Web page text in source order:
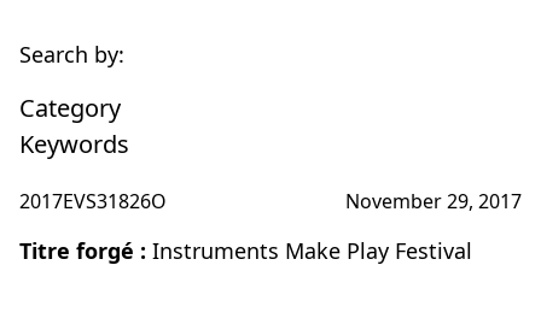
Search by:
Category
Keywords
2017EVS31826O November 29, 2017
Titre forgé : Instruments Make Play Festival